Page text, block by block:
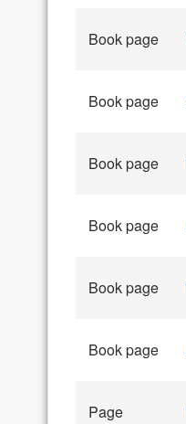
Book page
Book page
Book page
Book page
Book page
Book page
Page